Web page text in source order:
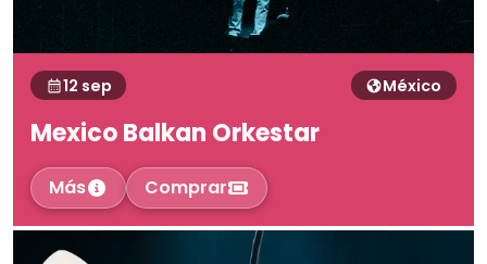
12 sep México
Mexico Balkan Orkestar
Más Comprar